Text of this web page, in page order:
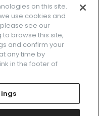
用規約
Settings
の関連会社の商標です。
録商標です。
on this site.
use cookies and
see our
to browse this site,
and confirm your
any time by
in the footer of